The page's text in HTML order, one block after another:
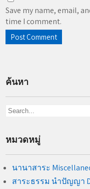
Save my name, email,
time I comment.
ค้นหา
หมวดหมู่
นานาสาระ
สาระธรรม นำปัญญา